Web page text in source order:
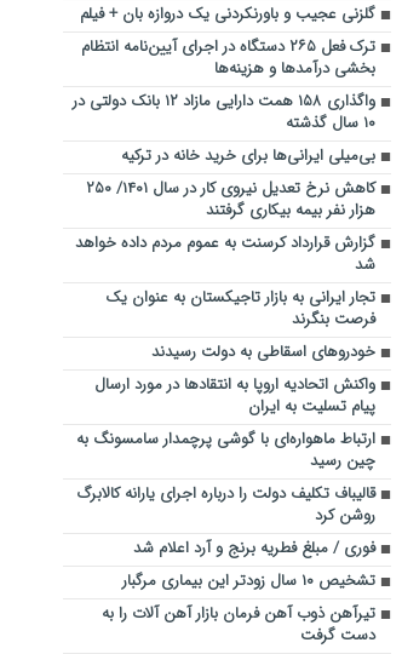
گلزنی عجیب و باورنکردنی یک دروازه بان + فیلم
ترک فعل ۲۶۵ دستگاه در اجرای آیین‌نامه‌ انتظام
بخشی درآمدها و هزینه‌ها
واگذاری ۱۵۸ همت دارایی مازاد ۱۲ بانک دولتی در
۱۰ سال گذشته
بی‌میلی ایرانی‌ها برای خرید خانه در ترکیه
کاهش نرخ تعدیل نیروی کار در سال ۱۴۰۱/ ۲۵۰
هزار نفر بیمه بیکاری گرفتند
گزارش قرارداد کرسنت به عموم مردم داده خواهد
شد
تجار ایرانی به بازار تاجیکستان به عنوان یک
فرصت بنگرند
خودروهای اسقاطی به دولت رسیدند
واکنش اتحادیه اروپا به انتقادها در مورد ارسال
پیام تسلیت به ایران
ارتباط ماهواره‌ای با گوشی پرچمدار سامسونگ به
چین رسید
قالیباف تکلیف دولت را درباره اجرای یارانه کالابرگ
روشن کرد
فوری / مبلغ فطریه برنج و آرد اعلام شد
تشخیص ۱۰ سال زودتر این بیماری مرگبار
تیرآهن ذوب آهن فرمان بازار آهن آلات را به
دست گرفت